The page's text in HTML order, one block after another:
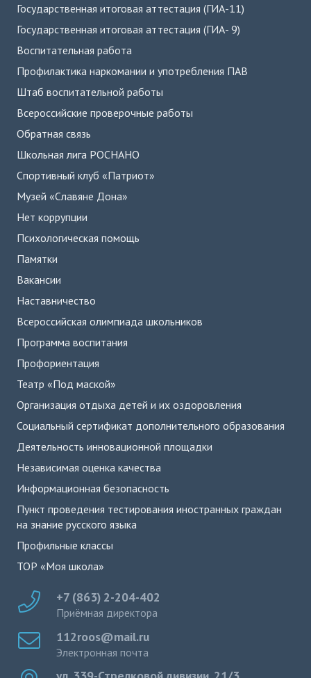
Государственная итоговая аттестация (ГИА-11)
Государственная итоговая аттестация (ГИА- 9)
Воспитательная работа
Профилактика наркомании и употребления ПАВ
Штаб воспитательной работы
Всероссийские проверочные работы
Обратная связь
Школьная лига РОСНАНО
Спортивный клуб «Патриот»
Музей «Славяне Дона»
Нет коррупции
Психологическая помощь
Памятки
Вакансии
Наставничество
Всероссийская олимпиада школьников
Программа воспитания
Профориентация
Театр «Под маской»
Организация отдыха детей и их оздоровления
Социальный сертификат дополнительного образования
Деятельность инновационной площадки
Независимая оценка качества
Информационная безопасность
Пункт проведения тестирования иностранных граждан
на знание русского языка
Профильные классы
ТОР «Моя школа»
+7 (863) 2-204-402
Приёмная директора
112roos@mail.ru
Электронная почта